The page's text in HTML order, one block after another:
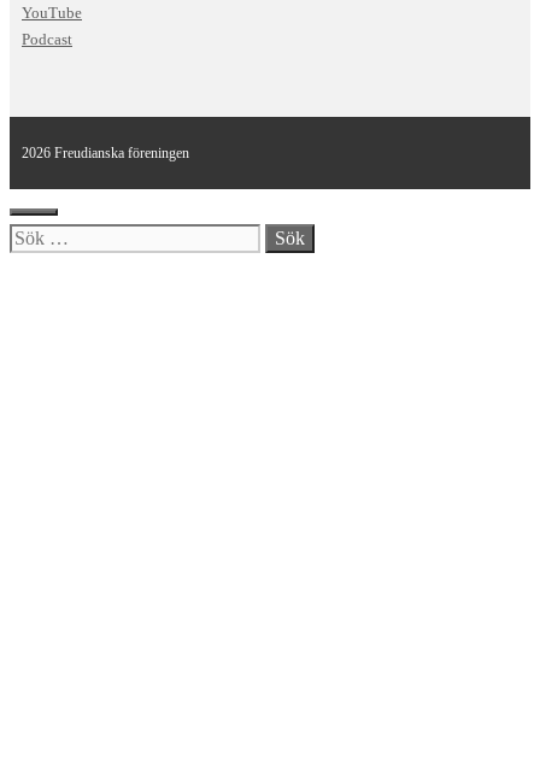
YouTube
Podcast
2026 Freudianska föreningen
Stäng
Sök